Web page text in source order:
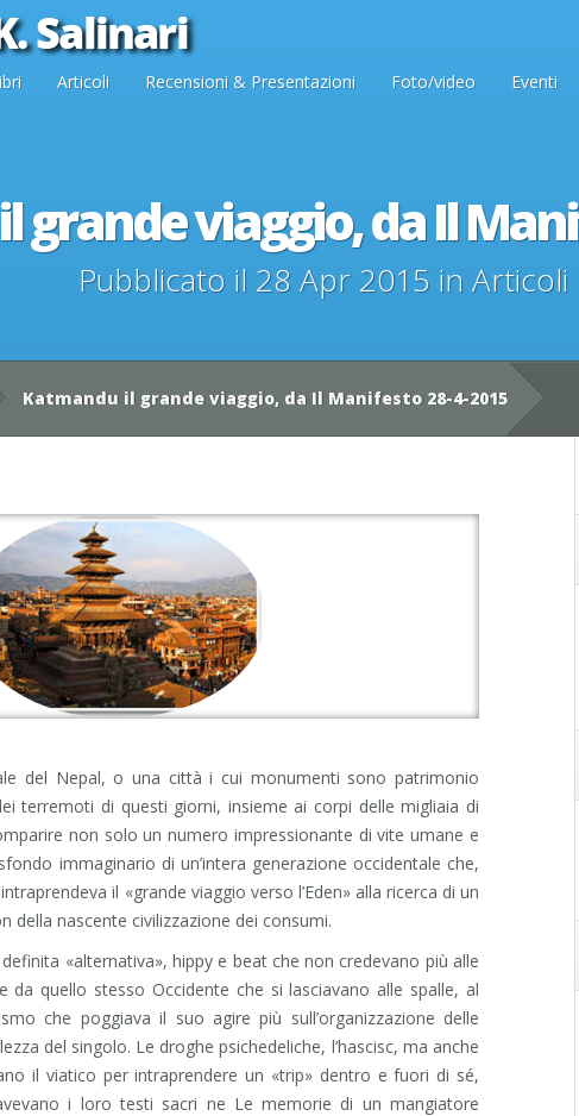
Articoli Recensioni & Presentazioni Foto/video Eventi
grande viaggio, da Il
Pubblicato il 28 Apr 2015 in Articoli
Katmandu il grande viaggio, da Il Manifesto 28-4-2015
del Nepal, o una città i cui monumenti sono patrimonio
terremoti di questi giorni, insieme ai corpi delle migliaia di
non solo un numero impressionante di vite umane e
immaginario di un’intera generazione occidentale che,
il «grande viaggio verso l’Eden» alla ricerca di un
della nascente civilizzazione dei consumi.
«alternativa», hippy e beat che non credevano più alle
da quello stesso Occidente che si lasciavano alle spalle, al
che poggiava il suo agire più sull’organizzazione delle
del singolo. Le droghe psichedeliche, l’hascisc, ma anche
il viatico per intraprendere un «trip» dentro e fuori di sé,
i loro testi sacri ne Le memorie di un mangiatore